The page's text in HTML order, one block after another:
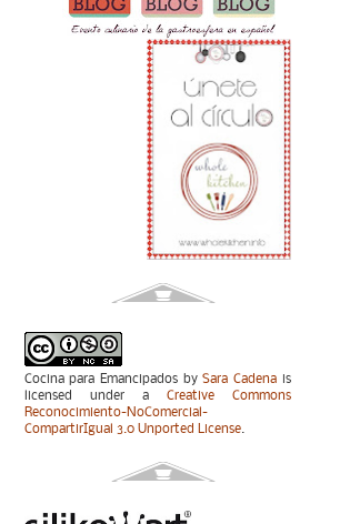
Cocina para EmancipadosbySara Cadenais
licensed under a Creative Commons
Reconocimiento-NoComercial-
CompartirIgual 3.0 Unported License.